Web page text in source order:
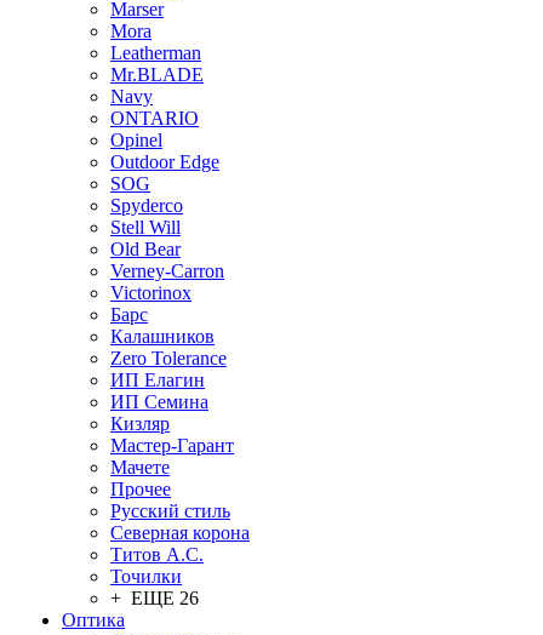
Marser
Mora
Leatherman
Mr.BLADE
Navy
ONTARIO
Opinel
Outdoor Edge
SOG
Spyderco
Stell Will
Old Bear
Verney-Carron
Victorinox
Барс
Калашников
Zero Tolerance
ИП Елагин
ИП Семина
Кизляр
Мастер-Гарант
Мачете
Прочее
Русский стиль
Северная корона
Титов А.С.
Точилки
+ ЕЩЕ 26
Оптика